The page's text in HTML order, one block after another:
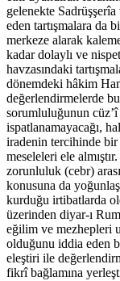
gelenekte
eden tartışmalara da
merkeze alarak
kadar dolaylı ve
havzasındaki
dönemdeki hâkim
değerlendirmelerde
sorumluluğunun
ispatlanamayacağı,
iradenin tercihinde bir
meseleleri ele
zorunluluk (cebr)
konusuna da
kurduğu irtibatlarda
üzerinden diyar-ı
eğilim ve mezhepleri
olduğunu iddia eden
eleştiri ile
fikrî bağlamına